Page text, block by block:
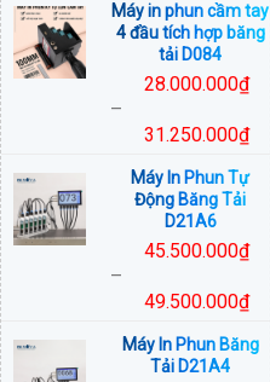
Máy in phun cầm tay
4 đầu tích hợp băng
tải D084
28.000.000₫
–
31.250.000₫
giá:Máy In Phun Tự
Động Băng Tải
D21A6
45.500.000₫
–
49.500.000₫
giá:
Máy In Phun Băng
Tải D21A4